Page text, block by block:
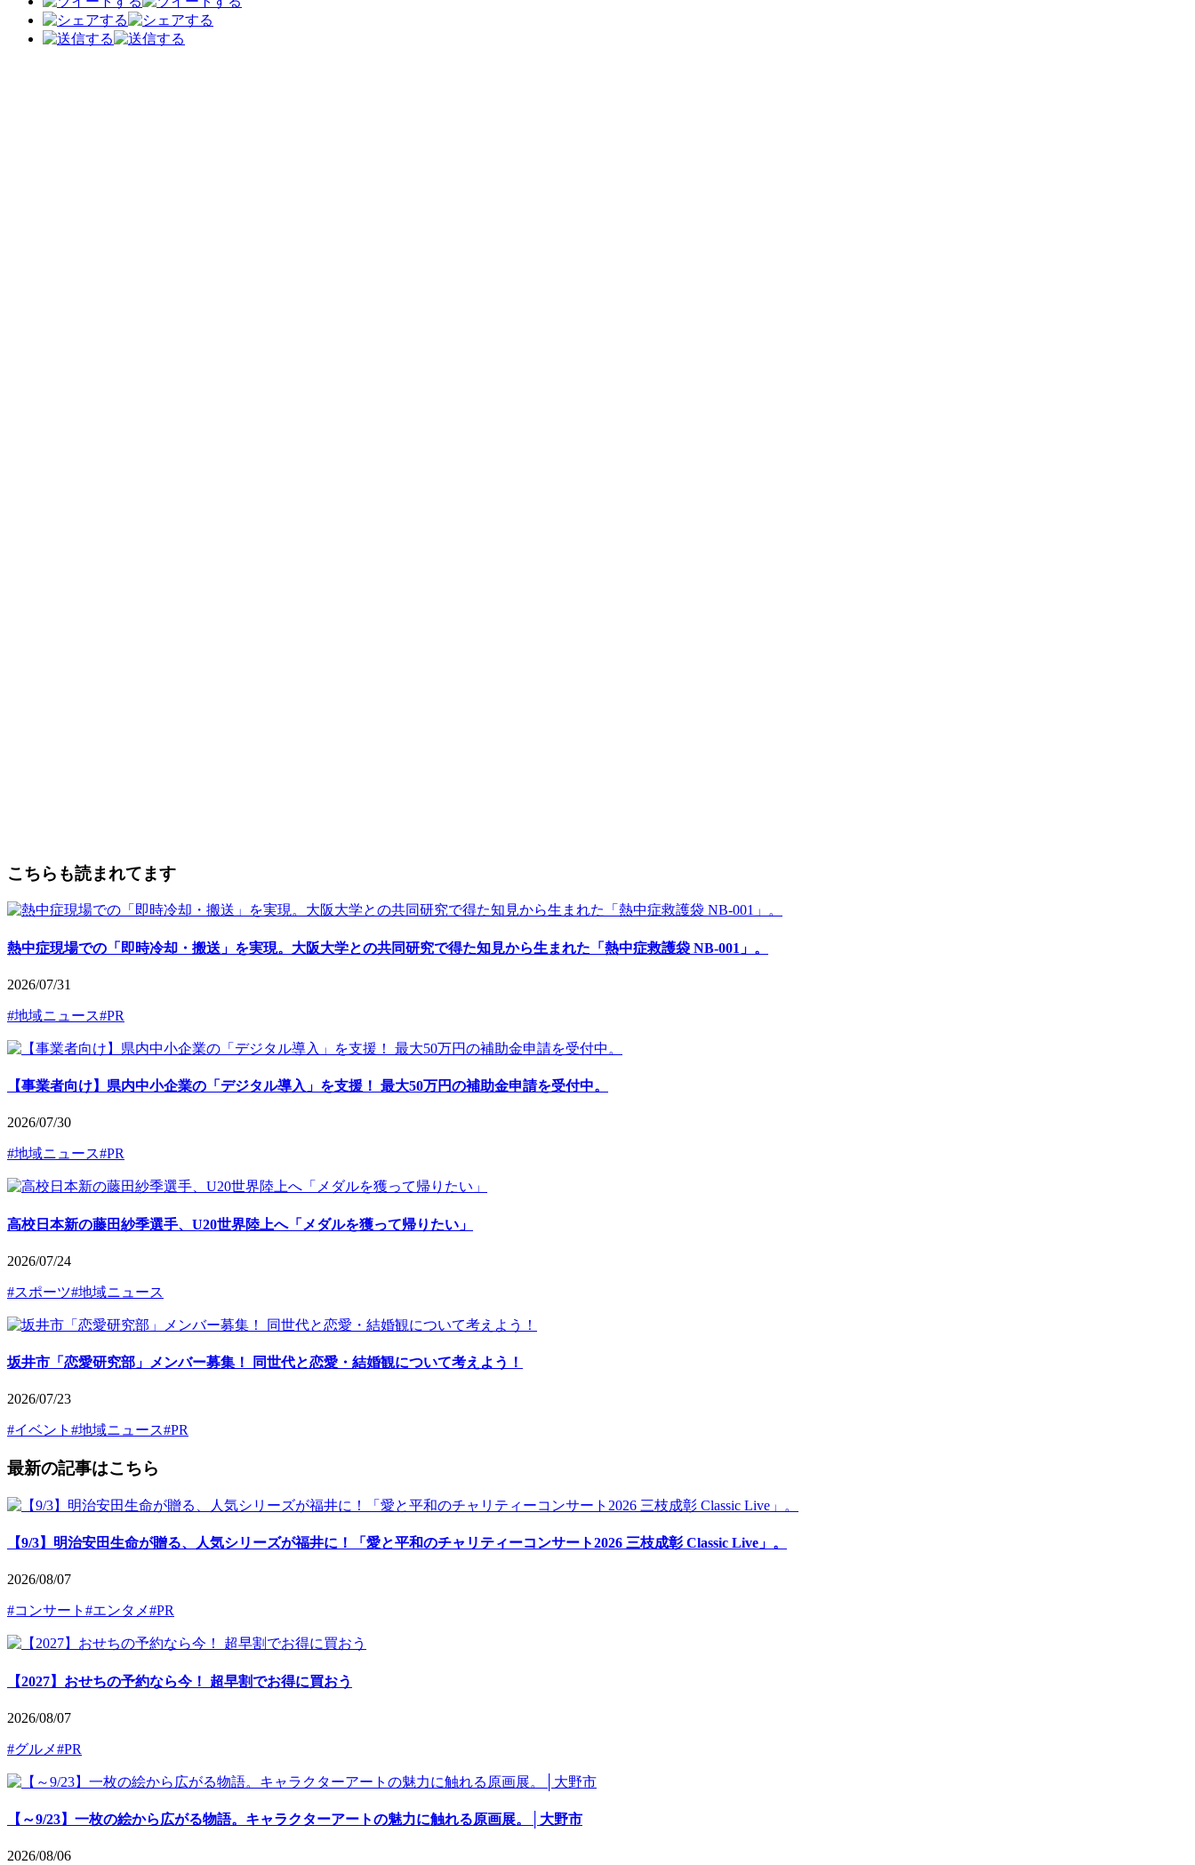
こちらも読まれてます
熱中症現場での「即時冷却・搬送」を実現。大阪大学との共同研究で得た知見から生まれた「熱中症救護袋 NB-001」。
2026/07/31
#地域ニュース#PR
【事業者向け】県内中小企業の「デジタル導入」を支援！ 最大50万円の補助金申請を受付中。
2026/07/30
#地域ニュース#PR
高校日本新の藤田紗季選手、U20世界陸上へ「メダルを獲って帰りたい」
2026/07/24
#スポーツ#地域ニュース
坂井市「恋愛研究部」メンバー募集！ 同世代と恋愛・結婚観について考えよう！
2026/07/23
#イベント #地域ニュース#PR
最新の記事はこちら
【9/3】明治安田生命が贈る、人気シリーズが福井に！「愛と平和のチャリティーコンサート2026 三枝成彰 Classic Live」。
2026/08/07
#コンサート #エンタメ#PR
【2027】おせちの予約なら今！ 超早割でお得に買おう
2026/08/07
#グルメ#PR
【～9/23】一枚の絵から広がる物語。キャラクターアートの魅力に触れる原画展。│大野市
2026/08/06